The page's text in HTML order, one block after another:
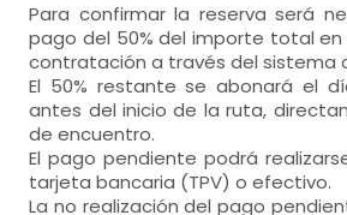
Para confirmar la reserva será
pago del 50% del importe total
contratación a través del sistema
El 50% restante se abonará el
antes del inicio de la ruta,
de encuentro.
El pago pendiente podrá
tarjeta bancaria (TPV) o efectivo.
La no realización del pago